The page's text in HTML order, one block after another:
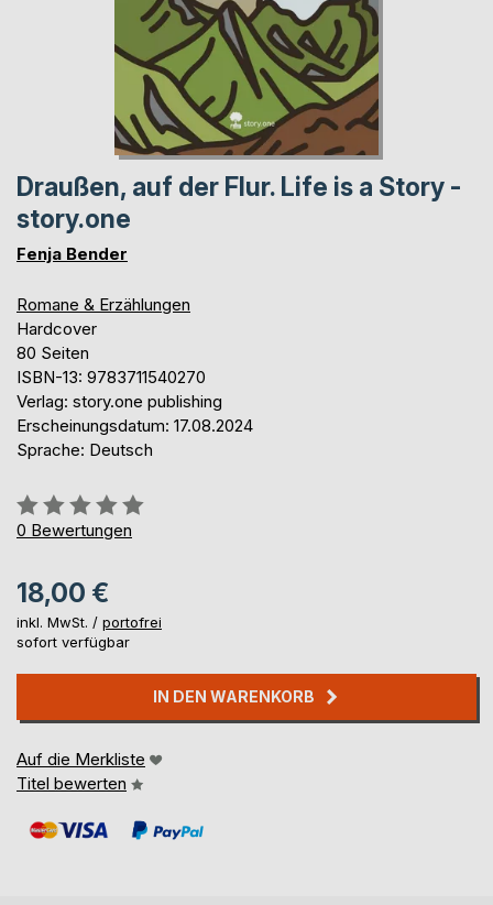
Draußen, auf der Flur. Life is a Story -
story.one
Fenja Bender
Romane & Erzählungen
Hardcover
80 Seiten
ISBN-13: 9783711540270
Verlag: story.one publishing
Erscheinungsdatum: 17.08.2024
Sprache: Deutsch
Bewertung::
0%
0 Bewertungen
18,00 €
inkl. MwSt. / portofrei
sofort verfügbar
IN DEN WARENKORB
Auf die Merkliste
Titel bewerten